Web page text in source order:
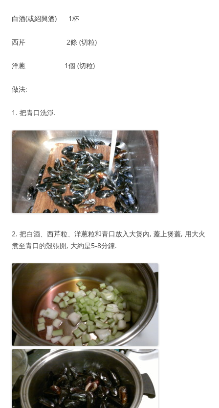
白酒(或紹興酒) 1杯
西芹 2條 (切粒)
洋蔥 1個 (切粒)
做法:
1. 把青口洗淨.
2. 把白酒、西芹粒、洋蔥粒和青口放入大煲內, 蓋上煲蓋, 用大火
煮至青口的殼張開, 大約是5-8分鐘.